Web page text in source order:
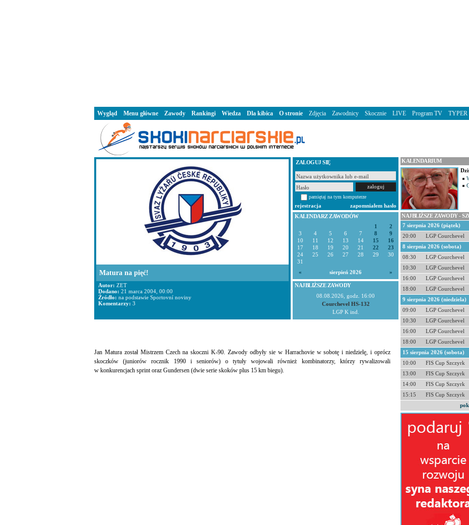
ZALOGUJ SIĘ
pamiętaj na tym komputerze
rejestracja
zapomniałem hasło
KALENDARZ ZAWODÓW
1
2
3
4 5 6 7 8
9
10
11 12 13 14 15
16
17
18 19 20 21 22
23
24
25 26 27 28 29
30
31
«
sierpień 2026 »
NAJBLIŻSZE ZAWODY
08.08.2026, godz. 16:00
Courchevel HS-132
LGP K ind.
Jan Matura został Mistrzem Czech na skoczni K-90. Zawody odbyły sie w Harrachovie w sobotę i niedzielę, i oprócz
skoczków (juniorów rocznik 1990 i seniorów) o tytuły wojowali również kombinatorzy, którzy rywalizowali
w konkurencjach sprint oraz Gundersen (dwie serie skoków plus 15 km biegu).
Matura na pięć!
Autor: ZET
Dodano: 21 marca 2004, 00:00
Źródło: na podstawie Sportovní noviny
Komentarzy: 3
KALENDARIUM
NAJBLIŻSZE ZAWODY -
7 sierpnia 2026 (piątek)
20:00
LGP Courchevel
8 sierpnia 2026 (sobota)
08:30
LGP Courchevel
10:30
LGP Courchevel
16:00
LGP Courchevel
18:00
LGP Courchevel
9 sierpnia 2026 (niedziela)
09:00
LGP Courchevel
10:30
LGP Courchevel
16:00
LGP Courchevel
18:00
LGP Courchevel
15 sierpnia 2026 (sobota)
10:00
FIS Cup Szczyrk
13:00
FIS Cup Szczyrk
14:00
FIS Cup Szczyrk
15:15
FIS Cup Szczyrk
Wygląd Menu główne Zawody Rankingi Wiedza Dla kibica O stronie Zdjęcia Zawodnicy Skocznie LIVE Program TV TYPER